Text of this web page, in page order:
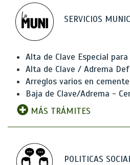
SERVICIOS
Alta de Clave Especial
Alta de Clave / Adrema
Arreglos varios en
Baja de Clave/Adrema -
MÁS TRÁMITES
POLITICAS